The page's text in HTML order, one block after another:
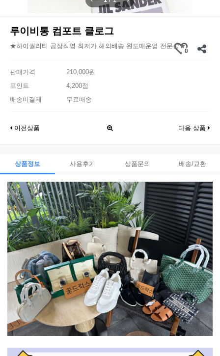
루이비통 컴포트 클로그
★하이퀄리티 공장직영 최저가 해외배송 원도매운영 전문샵★
0
판매가격
210,000원
포인트
4,200점
배송비결제
무료배송
이전상품 다음 상품
상품정보 사용후기 상품문의 배송/교환